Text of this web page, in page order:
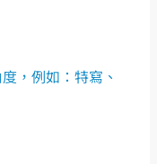
，例如：特寫、